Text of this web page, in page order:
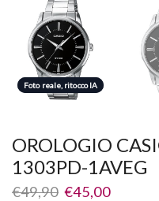
Foto reale, ritocco IA
Foto reale, ritocco IA
OROLOGIO
1303PD-1AVEG
€49,90 €45,00